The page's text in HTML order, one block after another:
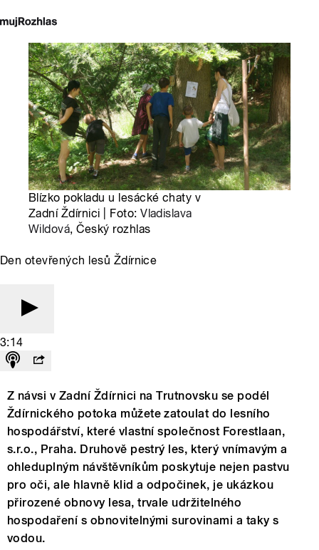
Blízko pokladu u lesácké chaty v
Zadní Ždírnici | Foto:Vladislava
Wildová, Český rozhlas
Den otevřených lesů Ždírnice
3:14
Z návsi v Zadní Ždírnici na Trutnovsku se podél
Ždírnického potoka můžete zatoulat do lesního
hospodářství, které vlastní společnost Forestlaan,
s.r.o., Praha. Druhově pestrý les, který vnímavým a
ohleduplným návštěvníkům poskytuje nejen pastvu
pro oči, ale hlavně klid a odpočinek, je ukázkou
přirozené obnovy lesa, trvale udržitelného
hospodaření s obnovitelnými surovinami a taky s
vodou.